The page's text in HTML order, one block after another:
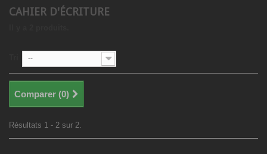
CAHIER D'ÉCRITURE
--
Comparer (0)
Résultats 1 - 2 sur 2.